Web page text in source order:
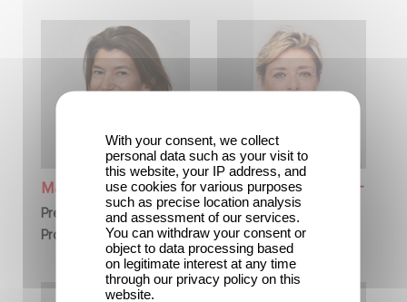
Marine FORDE
President, Film
Production - France
Manuela PADOAN
President, GP Archives
With your consent, we collect
personal data such as your visit to
this website, your IP address, and
use cookies for various purposes
such as precise location analysis
and assessment of our services.
You can withdraw your consent or
object to data processing based
on legitimate interest at any time
through our privacy policy on this
website.